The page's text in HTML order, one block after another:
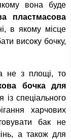
вона буде
пластмасова
в якому місце
високу бочку,
не з площі, то
бочка для
із спеціального
харчових
бак не
а також для